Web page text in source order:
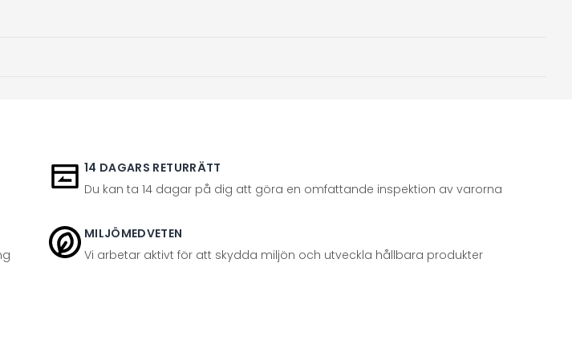
14 DAGARS RETURRÄTT
Du kan ta 14 dagar på dig att göra en omfattande inspektion av varorna
MILJÖMEDVETEN
Vi arbetar aktivt för att skydda miljön och utveckla hållbara produkter